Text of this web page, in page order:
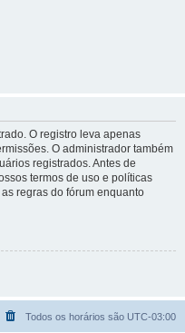
O registro leva apenas
O administrador também
registrados. Antes de
termos de uso e políticas
regras do fórum enquanto
Todos os horários são UTC-03:00